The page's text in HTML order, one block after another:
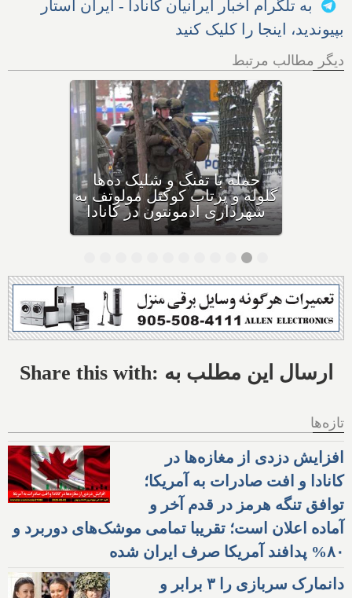
به تلگرام اخبار ایرانیان کانادا - ایران استار
بپیوندید، اینجا را کلیک کنید
دیگر مطالب مرتبط
بهداشت کانادا: این داروی
کودکان، ماست و چیا، را
مصرف نکنید و این تشک نیز
احتمال خفگی دارد
Share this with: ارسال این مطلب به
تازه‌ها
افزایش دزدی از مغازه‌ها در
کانادا و افت صادرات به آمریکا؛
توافق تنگه هرمز در قدم آخر و
آماده اعلان است؛ تقریبا تمامی موشک‌های دوربرد و
۸۰% پدافند آمریکا صرف ایران شده
دانمارک سربازی را ۳ برابر و